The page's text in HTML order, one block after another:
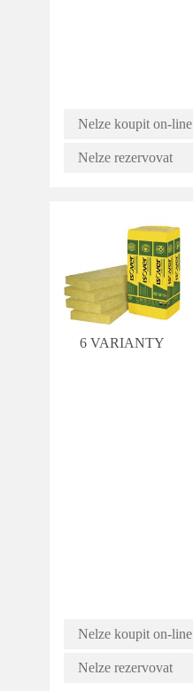
Nelze koupit on-line
Nelze rezervovat
6 VARIANTY
Nelze koupit on-line
Nelze rezervovat